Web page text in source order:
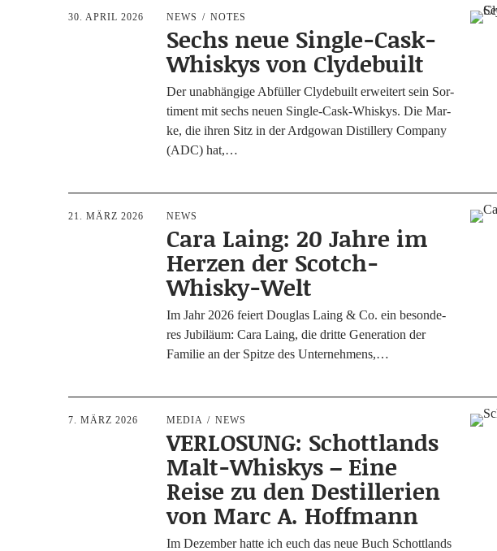
30. APRIL 2026 NEWS NOTES
Sechs neue Single-Cask-
Whiskys von Clydebuilt
Der unab­hän­gi­ge Abfül­ler Cly­de­built erwei­tert sein Sor­
ti­ment mit sechs neu­en Sin­g­le-Cask-Whis­kys. Die Mar­
ke, die ihren Sitz in der Ard­go­wan Distil­lery Com­pa­ny
(ADC) hat,…
21. MÄRZ 2026 NEWS
Cara Laing: 20 Jahre im
Herzen der Scotch-
Whisky-Welt
Im Jahr 2026 fei­ert Dou­glas Laing & Co. ein beson­de­
res Jubi­lä­um: Cara Laing, die drit­te Gene­ra­ti­on der
Fami­lie an der Spit­ze des Unternehmens,…
7. MÄRZ 2026 MEDIA NEWS
VERLOSUNG: Schottlands
Malt-Whiskys – Eine
Reise zu den Destillerien
von Marc A. Hoffmann
Im Dezem­ber hat­te ich euch das neue Buch Schott­lands